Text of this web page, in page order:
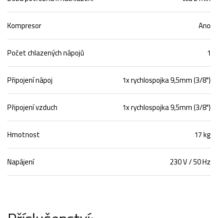
Kompresor
Ano
Počet chlazených nápojů
1
Připojení nápoj
1x rychlospojka 9,5mm (3/8")
Připojení vzduch
1x rychlospojka 9,5mm (3/8")
Hmotnost
17 kg
Napájení
230 V / 50 Hz